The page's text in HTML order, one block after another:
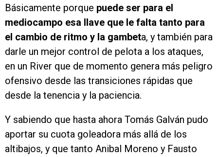
Básicamente porque puede ser para el
mediocampo esa llave que le falta tanto para
el cambio de ritmo y la gambeta, y también para
darle un mejor control de pelota a los ataques,
en un River que de momento genera más peligro
ofensivo desde las transiciones rápidas que
desde la tenencia y la paciencia.
Y sabiendo que hasta ahora Tomás Galván pudo
aportar su cuota goleadora más allá de los
altibajos, y que tanto Anibal Moreno y Fausto